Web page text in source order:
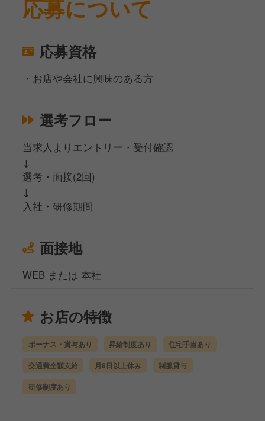
応募について
応募資格
・お店や会社に興味のある方
選考フロー
当求人よりエントリー・受付確認
↓
選考・面接(2回)
↓
入社・研修期間
面接地
WEB または 本社
お店の特徴
ボーナス・賞与あり 昇給制度あり 住宅手当あり
交通費全額支給 月8日以上休み 制服貸与
研修制度あり